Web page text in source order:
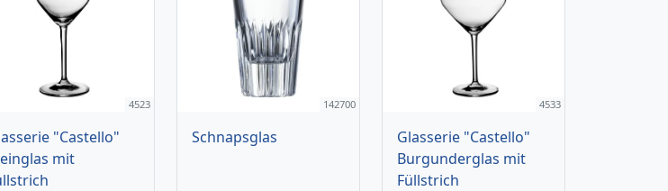
4523
"Castello"
mit
142700
Schnapsglas
4533
Glasserie "Castello"
Burgunderglas mit
Füllstrich